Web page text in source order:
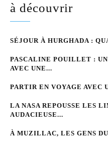
à découvrir
SÉJOUR À HURGHADA :
PASCALINE POUILLET :
AVEC UNE...
PARTIR EN VOYAGE AVEC
LA NASA REPOUSSE LES
AUDACIEUSE...
À MUZILLAC, LES GENS